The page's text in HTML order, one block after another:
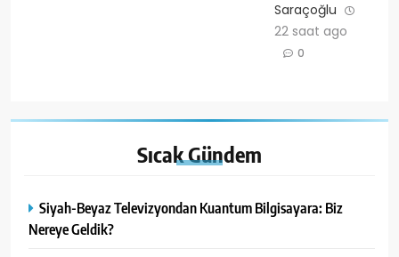
Saraçoğlu
22 saat ago
0
SıcakGündem
Siyah-Beyaz Televizyondan Kuantum Bilgisayara: Biz
Nereye Geldik?